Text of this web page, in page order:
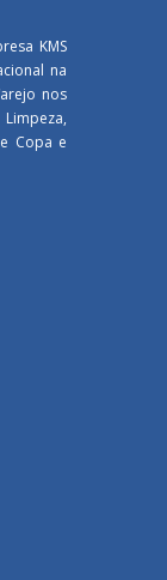
KMS
na
nos
Copa e